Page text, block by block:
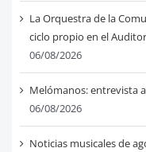
La Orquestra de la
ciclo propio en el
06/08/2026
Melómanos: entrevista
06/08/2026
Noticias musicales de